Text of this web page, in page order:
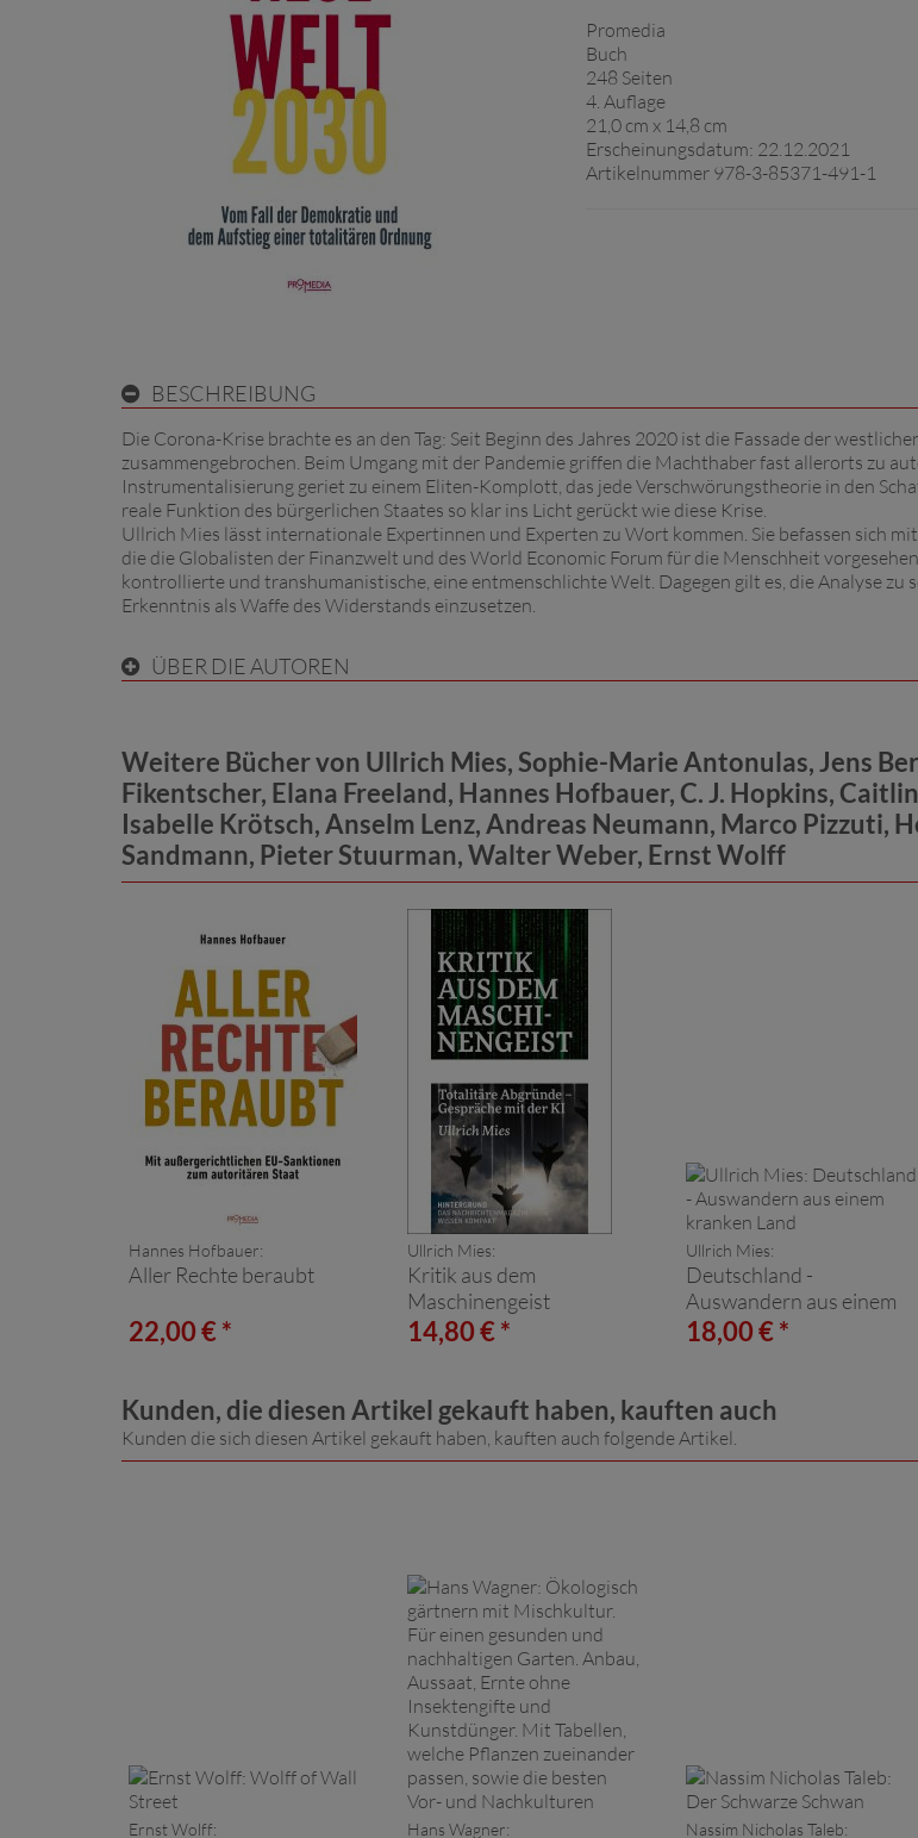
Promedia
Buch
248 Seiten
4. Auflage
21,0 cm x 14,8 cm
Erscheinungsdatum: 22.12.2021
Artikelnummer 978-3-85371-491-1
BESCHREIBUNG
Die Corona-Krise brachte es an den Tag: Seit Beginn des Jahres 2020 ist die Fassade der
zusammengebrochen. Beim Umgang mit der Pandemie griffen die Machthaber fast allerorts zu
Instrumentalisierung geriet zu einem Eliten-Komplott, das jede Verschwörungstheorie in den
reale Funktion des bürgerlichen Staates so klar ins Licht gerückt wie diese Krise.
Ullrich Mies lässt internationale Expertinnen und Experten zu Wort kommen. Sie befassen sich
die die Globalisten der Finanzwelt und des World Economic Forum für die Menschheit
kontrollierte und transhumanistische, eine entmenschlichte Welt. Dagegen gilt es, die Analyse zu
Erkenntnis als Waffe des Widerstands einzusetzen.
ÜBER DIE AUTOREN
Weitere Bücher von Ullrich Mies, Sophie-Marie Antonulas, Jens
Fikentscher, Elana Freeland, Hannes Hofbauer, C. J. Hopkins,
Isabelle Krötsch, Anselm Lenz, Andreas Neumann, Marco Pizzuti,
Sandmann, Pieter Stuurman, Walter Weber, Ernst Wolff
Hannes Hofbauer:
Aller Rechte beraubt
22,00 € *
Ullrich Mies:
Kritik aus dem
Maschinengeist
14,80 € *
Ullrich Mies:
Deutschland -
Auswandern aus einem
kranken Land
18,00 € *
Kunden, die diesen Artikel gekauft haben, kauften auch
Kunden die sich diesen Artikel gekauft haben, kauften auch folgende Artikel.
Ernst Wolff: Hans Wagner: Nassim Nicholas Taleb: